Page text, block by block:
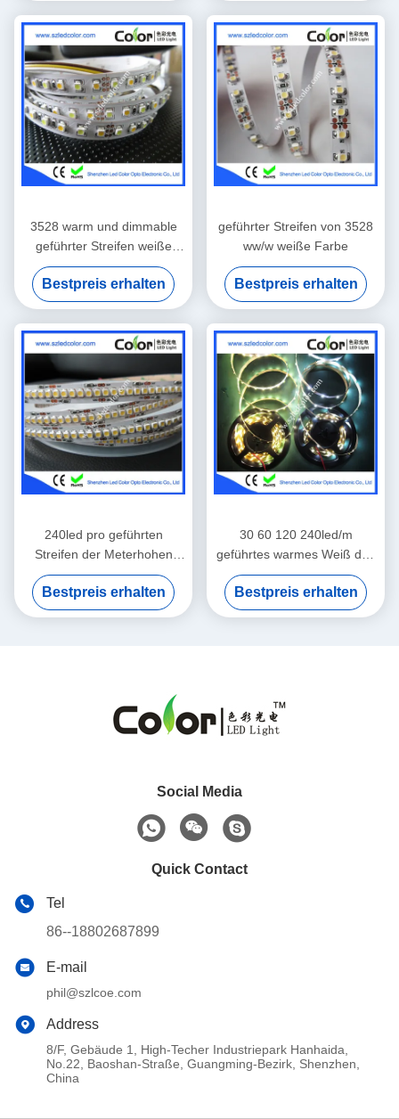
3528 warm und dimmable
geführter Streifen weiße
Farbecct
Bestpreis erhalten
geführter Streifen von 3528
ww/w weiße Farbe
Bestpreis erhalten
240led pro geführten
Streifen der Meterhohen
dichte 3825
Bestpreis erhalten
30 60 120 240led/m
geführtes warmes Weiß des
Streifens 3528
Bestpreis erhalten
Social Media
Quick Contact
Tel
86--18802687899
E-mail
phil@szlcoe.com
Address
8/F, Gebäude 1, High-Techer Industriepark Hanhaida,
No.22, Baoshan-Straße, Guangming-Bezirk, Shenzhen,
China